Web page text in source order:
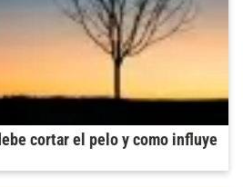
cortar el pelo y como influye